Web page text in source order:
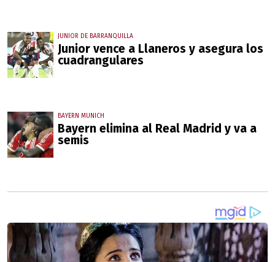
JUNIOR DE BARRANQUILLA
Junior vence a Llaneros y asegura los
cuadrangulares
BAYERN MUNICH
Bayern elimina al Real Madrid y va a
semis